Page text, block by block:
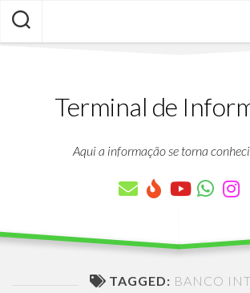
Skip
content
Terminal de
Aqui a informação se torna
TAGGED: BANCO